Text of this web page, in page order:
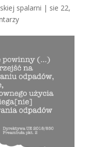
spalarni | sie 22,